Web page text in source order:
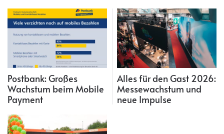
Postbank: Großes
Wachstum beim Mobile
Payment
Alles für den Gast 2026:
Messewachstum und
neue Impulse